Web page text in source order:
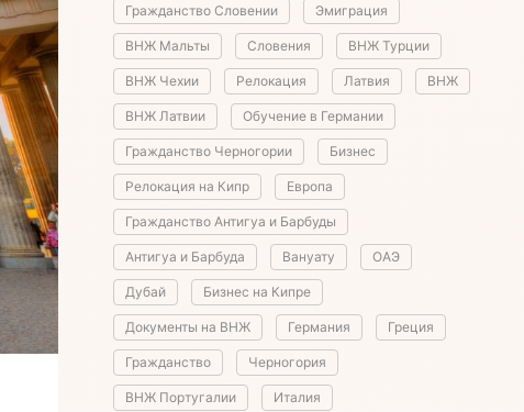
Гражданство Словении Эмиграция
ВНЖ Мальты Словения ВНЖ Турции
ВНЖ Чехии Релокация Латвия ВНЖ
ВНЖ Латвии Обучение в Германии
Гражданство Черногории Бизнес
Релокация на Кипр Европа
Гражданство Антигуа и Барбуды
Антигуа и Барбуда Вануату ОАЭ
Дубай Бизнес на Кипре
Документы на ВНЖ Германия Греция
Гражданство Черногория
ВНЖ Португалии Италия